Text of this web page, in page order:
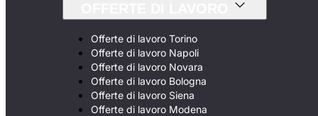
Offerte di lavoro Torino
Offerte di lavoro Napoli
Offerte di lavoro Novara
Offerte di lavoro Bologna
Offerte di lavoro Siena
Offerte di lavoro Modena